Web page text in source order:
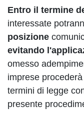
Entro il termine
interessate
posizione
evitando
omesso
imprese
termini di legge
presente